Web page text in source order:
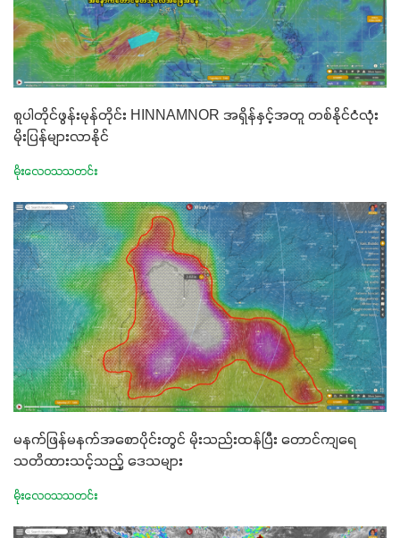
စူပါတိုင်ဖွန်းမုန်တိုင်း HINNAMNOR အရှိန်နှင့်အတူ တစ်နိုင်ငံလုံး
မိုးပြန်များလာနိုင်
မိုးလေဝသသတင်း
မနက်ဖြန်မနက်အစောပိုင်းတွင် မိုးသည်းထန်ပြီး တောင်ကျရေ
သတိထားသင့်သည့် ဒေသများ
မိုးလေဝသသတင်း